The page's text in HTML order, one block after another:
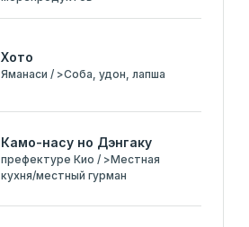
Хото
Яманаси / >Соба, удон, лапша
Камо-насу но Дэнгаку
префектуре Кио / >Местная
кухня/местный гурман